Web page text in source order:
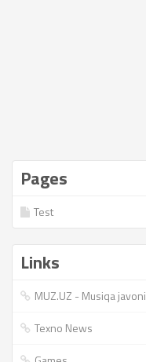
Pages
Test
Links
MUZ.UZ - Musiqa javoni
Texno News